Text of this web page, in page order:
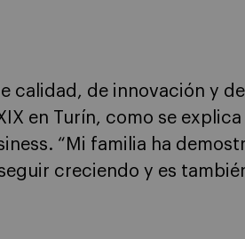
calidad, de innovación y
en Turín, como se
“Mi familia ha
creciendo y es